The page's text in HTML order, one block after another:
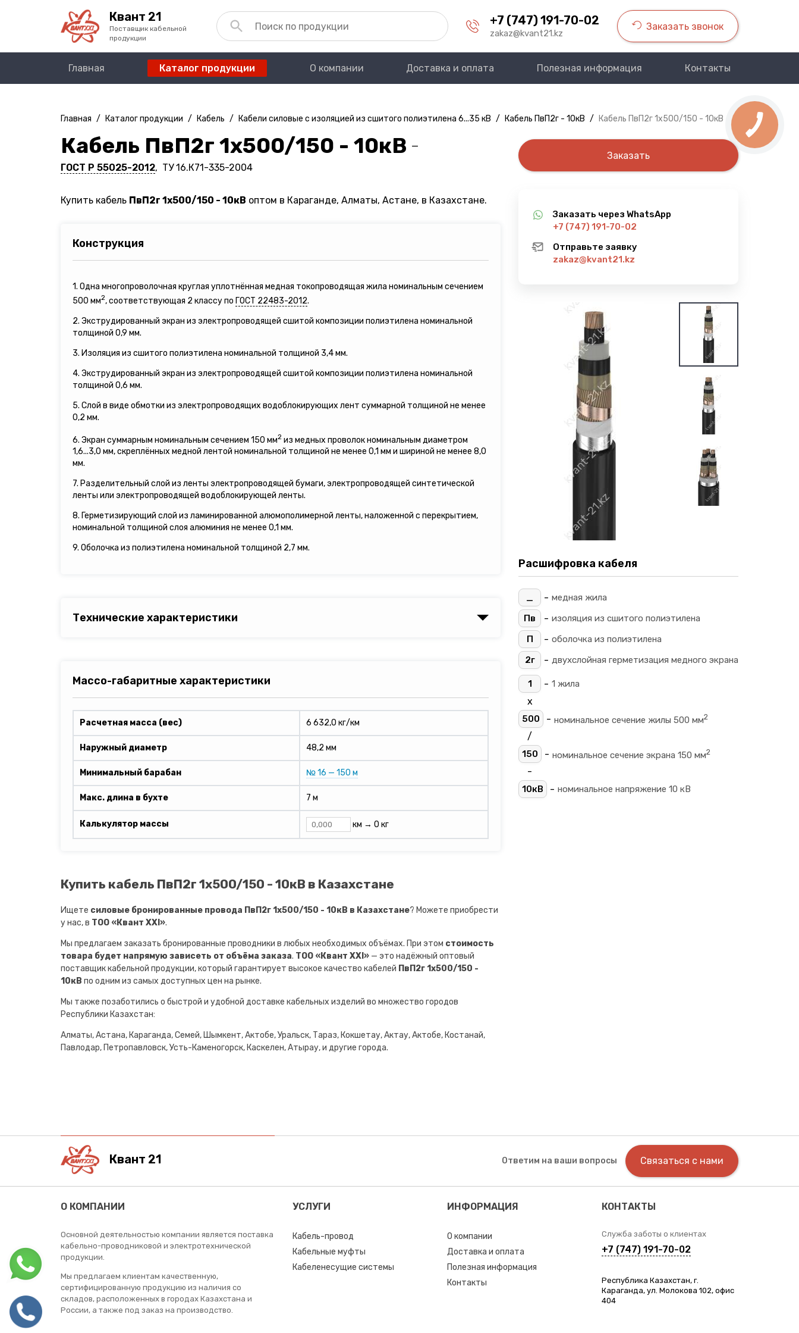
Квант 21
Поставщик кабельной
продукции
+7 (747) 191-70-02
zakaz@kvant21.kz
Заказать звонок
Главная Каталог продукции О компании Доставка и оплата Полезная информация Контакты
Главная / Каталог продукции / Кабель / Кабели силовые с изоляцией из сшитого полиэтилена 6...35 кВ / Кабель ПвП2г - 10кВ / Кабель ПвП2г 1х500/150 - 10кВ
Кабель ПвП2г 1х500/150 - 10кВ —
ГОСТ Р 55025-2012, ТУ 16.К71-335-2004
Купить кабель ПвП2г 1х500/150 - 10кВ оптом в Караганде, Алматы, Астане, в Казахстане.
Конструкция
1. Одна многопроволочная круглая уплотнённая медная токопроводящая жила номинальным сечением
500 мм2, соответствующая 2 классу по ГОСТ 22483-2012.
2. Экструдированный экран из электропроводящей сшитой композиции полиэтилена номинальной
толщиной 0,9 мм.
3. Изоляция из сшитого полиэтилена номинальной толщиной 3,4 мм.
4. Экструдированный экран из электропроводящей сшитой композиции полиэтилена номинальной
толщиной 0,6 мм.
5. Слой в виде обмотки из электропроводящих водоблокирующих лент суммарной толщиной не менее
0,2 мм.
6. Экран суммарным номинальным сечением 150 мм2 из медных проволок номинальным диаметром
1,6...3,0 мм, скреплённых медной лентой номинальной толщиной не менее 0,1 мм и шириной не менее 8,0
мм.
7. Разделительный слой из ленты электропроводящей бумаги, электропроводящей синтетической
ленты или электропроводящей водоблокирующей ленты.
8. Герметизирующий слой из ламинированной алюмополимерной ленты, наложенной с перекрытием,
номинальной толщиной слоя алюминия не менее 0,1 мм.
9. Оболочка из полиэтилена номинальной толщиной 2,7 мм.
Технические характеристики
Массо-габаритные характеристики
Расчетная масса (вес) 6 632,0 кг/км
Наружный диаметр 48,2 мм
Минимальный барабан № 16 — 150 м
Макс. длина в бухте 7 м
Калькулятор массы км → 0 кг
Купить кабель ПвП2г 1х500/150 - 10кВ в Казахстане
Ищете силовые бронированные провода ПвП2г 1х500/150 - 10кВ в Казахстане? Можете приобрести
у нас, в ТОО «Квант XXI».
Мы предлагаем заказать бронированные проводники в любых необходимых объёмах. При этом стоимость
товара будет напрямую зависеть от объёма заказа. ТОО «Квант XXI» — это надёжный оптовый
поставщик кабельной продукции, который гарантирует высокое качество кабелей ПвП2г 1х500/150 -
10кВ по одним из самых доступных цен на рынке.
Мы также позаботились о быстрой и удобной доставке кабельных изделий во множество городов
Республики Казахстан:
Алматы, Астана, Караганда, Семей, Шымкент, Актобе, Уральск, Тараз, Кокшетау, Актау, Актобе, Костанай,
Павлодар, Петропавловск, Усть-Каменогорск, Каскелен, Атырау, и другие города.
Заказать
Заказать через WhatsApp
+7 (747) 191-70-02
Отправьте заявку
zakaz@kvant21.kz
Расшифровка кабеля
_ - медная жила
Пв
- изоляция из сшитого полиэтилена
П
- оболочка из полиэтилена
2г
- двухслойная герметизация медного экрана
1 - 1 жила
х
500 - номинальное сечение жилы 500 мм2
/
150 - номинальное сечение экрана 150 мм2
-
10кВ - номинальное напряжение 10 кВ
Квант 21 Ответим на ваши вопросы Связаться с нами
О КОМПАНИИ
Основной деятельностью компании является поставка
кабельно-проводниковой и электротехнической
продукции.
Мы предлагаем клиентам качественную,
сертифицированную продукцию из наличия со
складов, расположенных в городах Казахстана и
России, а также под заказ на производство.
УСЛУГИ
Кабель-провод
Кабельные муфты
Кабеленесущие системы
ИНФОРМАЦИЯ
О компании
Доставка и оплата
Полезная информация
Контакты
КОНТАКТЫ
Служба заботы о клиентах
+7 (747) 191-70-02
Республика Казахстан, г.
Караганда, ул. Молокова 102, офис
404